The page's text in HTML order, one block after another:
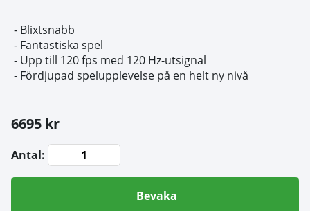
- Blixtsnabb
- Fantastiska spel
- Upp till 120 fps med 120 Hz-utsignal
- Fördjupad spelupplevelse på en helt ny nivå
6695 kr
Antal:
Bevaka